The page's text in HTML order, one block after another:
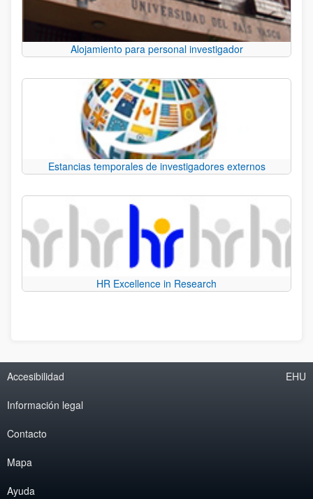
Alojamiento para personal investigador
Estancias temporales de investigadores externos
HR Excellence in Research
Accesibilidad
Información legal
Contacto
Mapa
Ayuda
EHU